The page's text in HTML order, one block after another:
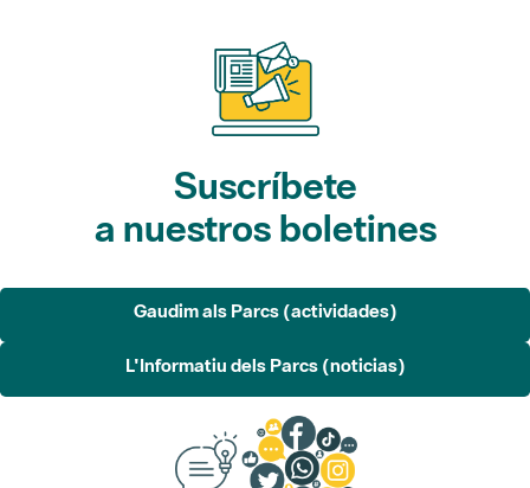
Suscríbete
a nuestros boletines
Gaudim als Parcs (actividades)
L'Informatiu dels Parcs (noticias)